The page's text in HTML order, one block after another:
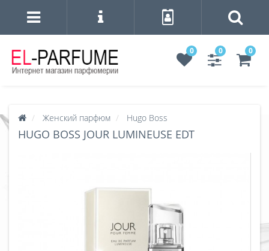
0 0 0
Женский парфюм Hugo Boss
HUGO BOSS JOUR LUMINEUSE EDT